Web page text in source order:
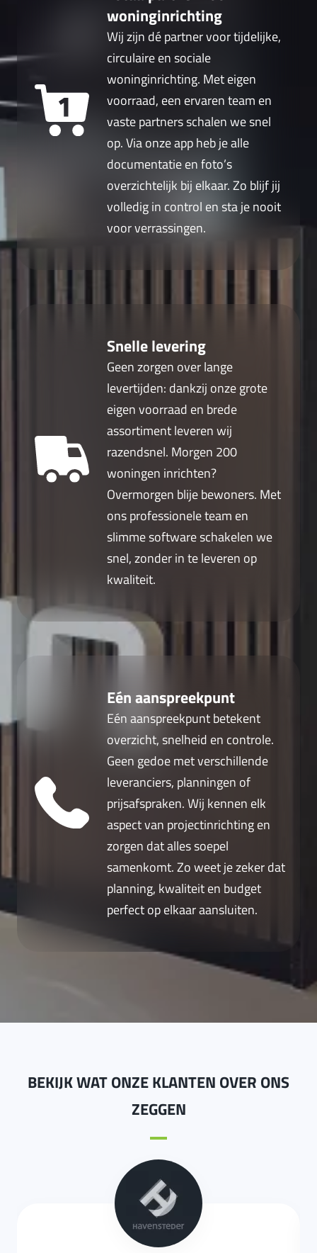
woninginrichting
Wij zijn dé partner voor tijdelijke,
circulaire en sociale
woninginrichting. Met eigen
voorraad, een ervaren team en
vaste partners schalen we snel
op. Via onze app heb je alle
documentatie en foto’s
overzichtelijk bij elkaar. Zo blijf jij
volledig in control en sta je nooit
voor verrassingen.
Snelle levering
Geen zorgen over lange
levertijden: dankzij onze grote
eigen voorraad en brede
assortiment leveren wij
razendsnel. Morgen 200
woningen inrichten?
Overmorgen blije bewoners. Met
ons professionele team en
slimme software schakelen we
snel, zonder in te leveren op
kwaliteit.
Eén aanspreekpunt
Eén aanspreekpunt betekent
overzicht, snelheid en controle.
Geen gedoe met verschillende
leveranciers, planningen of
prijsafspraken. Wij kennen elk
aspect van projectinrichting en
zorgen dat alles soepel
samenkomt. Zo weet je zeker dat
planning, kwaliteit en budget
perfect op elkaar aansluiten.
BEKIJK WAT ONZE KLANTEN OVER ONS
ZEGGEN